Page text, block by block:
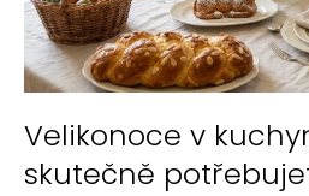
l
á
n
ů
Velikonoce v
skutečně
j
í
t
?